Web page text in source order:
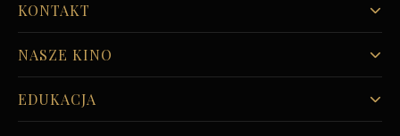
KONTAKT
NASZE KINO
EDUKACJA